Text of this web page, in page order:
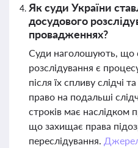
Як суди України
досудового
провадженнях?
Суди наголошують, що
розслідування є
після їх спливу слідчі
право на подальші
строків має наслідком
що захищає права
переслідування.